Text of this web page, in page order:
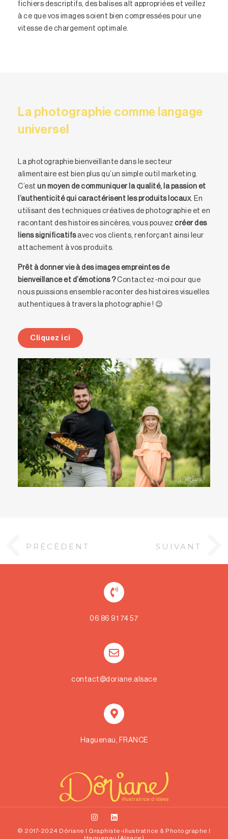
fichiers descriptifs, des balises alt appropriées et veillez
à ce que vos images soient bien compressées pour une
vitesse de chargement optimale.
La photographie comme langage
universel
La photographie bienveillante dans le secteur
alimentaire est bien plus qu’un simple outil marketing.
C’est un moyen de communiquer la qualité, la passion et
l’authenticité qui caractérisent les produits locaux. En
utilisant des techniques créatives de photographie et en
racontant des histoires sincères, vous pouvez créer des
liens significatifsavec vos clients, renforçant ainsi leur
attachement à vos produits.
Prêt à donner vie à des images empreintes de
bienveillance et d’émotions ?Contactez-moi pour que
nous puissions ensemble raconter des histoires visuelles
authentiques à travers la photographie ! 😉
Cliquez ici
PRÉCÉDENT SUIVANT
06 86 91 74 57
contact@doriane.alsace
Haguenau, FRANCE
© 2017-2024 Dôriane I Graphiste-illustratrice & Photographe I